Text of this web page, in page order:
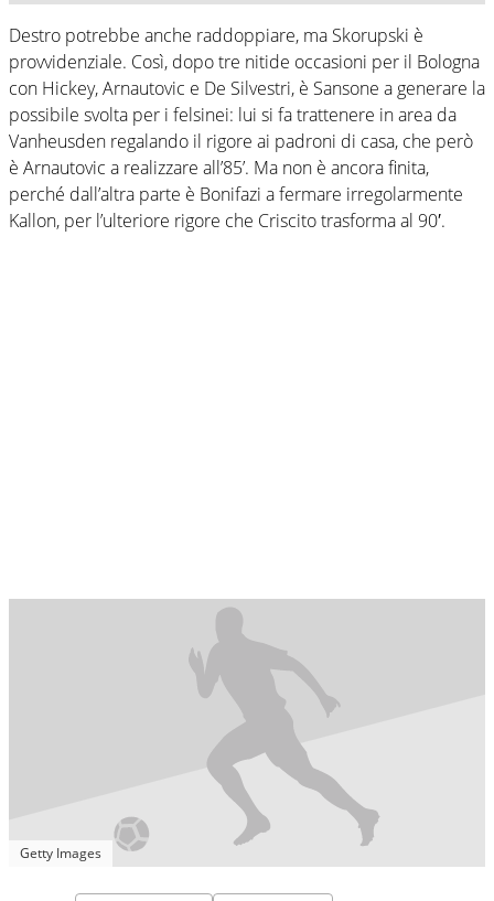
Destro potrebbe anche raddoppiare, ma Skorupski è
provvidenziale. Così, dopo tre nitide occasioni per il Bologna
con Hickey, Arnautovic e De Silvestri, è Sansone a generare la
possibile svolta per i felsinei: lui si fa trattenere in area da
Vanheusden regalando il rigore ai padroni di casa, che però
è Arnautovic a realizzare all’85’. Ma non è ancora finita,
perché dall’altra parte è Bonifazi a fermare irregolarmente
Kallon, per l’ulteriore rigore che Criscito trasforma al 90′.
Getty Images